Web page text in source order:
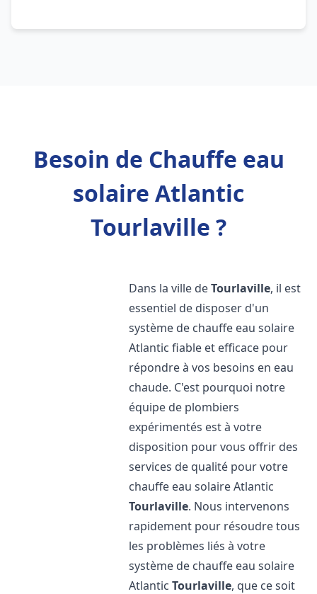
Besoin de Chauffe eau
solaire Atlantic
Tourlaville ?
Dans la ville deTourlaville, il est
essentiel de disposer d'un
système de chauffe eau solaire
Atlantic fiable et efficace pour
répondre à vos besoins en eau
chaude. C'est pourquoi notre
équipe de plombiers
expérimentés est à votre
disposition pour vous offrir des
services de qualité pour votre
chauffe eau solaire Atlantic
Tourlaville. Nous intervenons
rapidement pour résoudre tous
les problèmes liés à votre
système de chauffe eau solaire
AtlanticTourlaville, que ce soit